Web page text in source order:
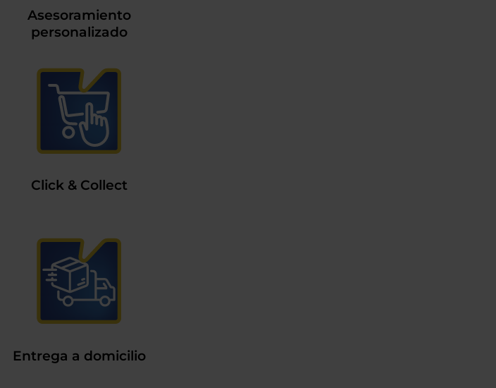
Asesoramiento
personalizado
Click & Collect
Entrega a domicilio